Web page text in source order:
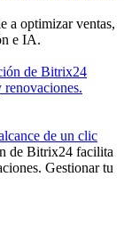
a optimizar ventas,
e IA.
de un clic
de Bitrix24 facilita
Gestionar tu